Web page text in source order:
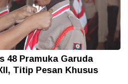
48 Pramuka Garuda
Titip Pesan Khusus